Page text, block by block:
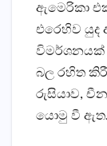
ඇමෙරිකා
එරෙහිව යුද
විමර්ශනයක්
බල රහිත
රුසියාව,
යොමු වී ඇත.